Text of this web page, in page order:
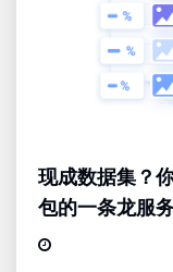
现成数据集？
包的一条龙服